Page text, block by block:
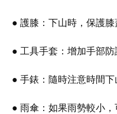
● 護膝：下山時，保護膝
● 工具手套：增加手部防
● 手錶：隨時注意時間下
● 雨傘：如果雨勢較小